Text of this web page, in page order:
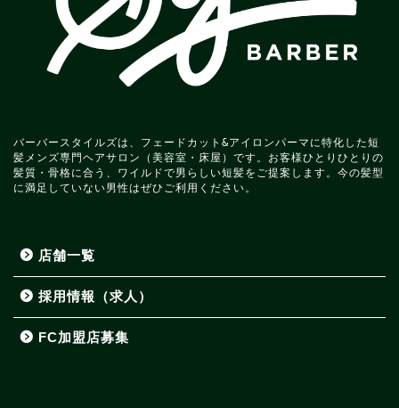
バーバースタイルズは、フェードカット&アイロンパーマに特化した短
髪メンズ専門ヘアサロン（美容室・床屋）です。お客様ひとりひとりの
髪質・骨格に合う、ワイルドで男らしい短髪をご提案します。今の髪型
に満足していない男性はぜひご利用ください。
店舗一覧
採用情報（求人）
FC加盟店募集